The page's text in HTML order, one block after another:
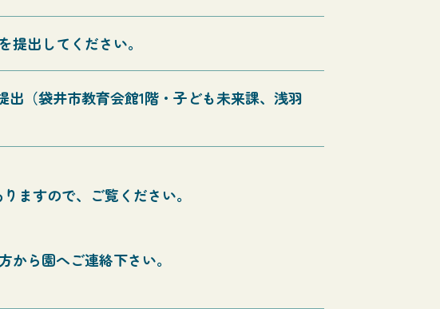
出してください。
出（袋井市教育会館1階・子ども未来課、浅羽
ますので、ご覧ください。
ら園へご連絡下さい。